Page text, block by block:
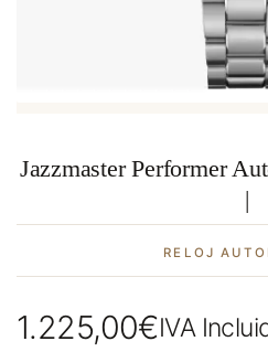
Jazzmaster Performer
|
RELOJ
1.225,00€IVA